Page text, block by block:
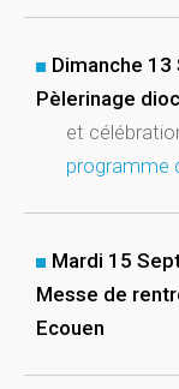
Dimanche
Pèlerinage
et
programme
Mardi 15
Messe de
Ecouen